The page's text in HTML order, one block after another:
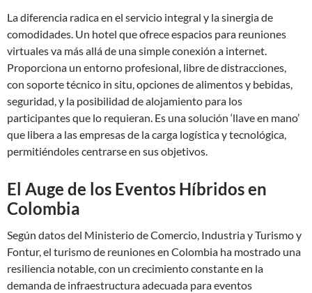
La diferencia radica en el servicio integral y la sinergia de
comodidades. Un hotel que ofrece espacios para reuniones
virtuales va más allá de una simple conexión a internet.
Proporciona un entorno profesional, libre de distracciones,
con soporte técnico in situ, opciones de alimentos y bebidas,
seguridad, y la posibilidad de alojamiento para los
participantes que lo requieran. Es una solución ‘llave en mano’
que libera a las empresas de la carga logística y tecnológica,
permitiéndoles centrarse en sus objetivos.
El Auge de los Eventos Híbridos en
Colombia
Según datos del Ministerio de Comercio, Industria y Turismo y
Fontur, el turismo de reuniones en Colombia ha mostrado una
resiliencia notable, con un crecimiento constante en la
demanda de infraestructura adecuada para eventos